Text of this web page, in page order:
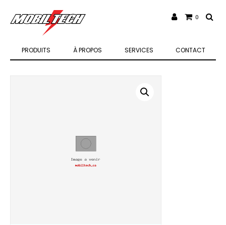
PRODUITS À PROPOS SERVICES CONTACT
0